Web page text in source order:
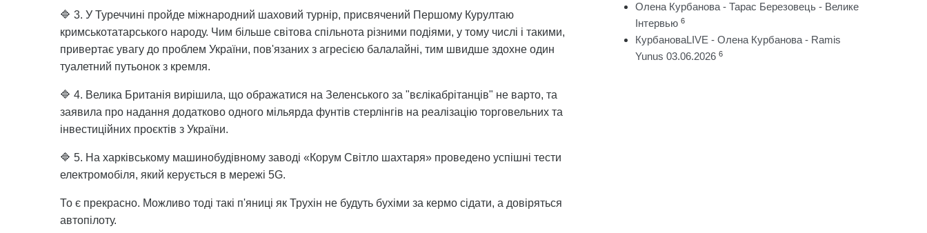
🔷 3. У Туреччині пройде міжнародний шаховий турнір, присвячений Першому Курултаю
кримськотатарського народу. Чим більше світова спільнота різними подіями, у тому числі і такими,
привертає увагу до проблем України, пов'язаних з агресією балалайні, тим швидше здохне один
туалетний путьонок з кремля.
🔷 4. Велика Британія вирішила, що ображатися на Зеленського за "вєлікабрітанців" не варто, та
заявила про надання додатково одного мільярда фунтів стерлінгів на реалізацію торговельних та
інвестиційних проєктів з України.
🔷 5. На харківському машинобудівному заводі «Корум Світло шахтаря» проведено успішні тести
електромобіля, який керується в мережі 5G.
То є прекрасно. Можливо тоді такі п'яниці як Трухін не будуть бухіми за кермо сідати, а довіряться
автопілоту.
Олена Курбанова - Тарас Березовець - Велике
Інтервью 6
КурбановаLIVE - Олена Курбанова - Ramis
Yunus 03.06.2026 6